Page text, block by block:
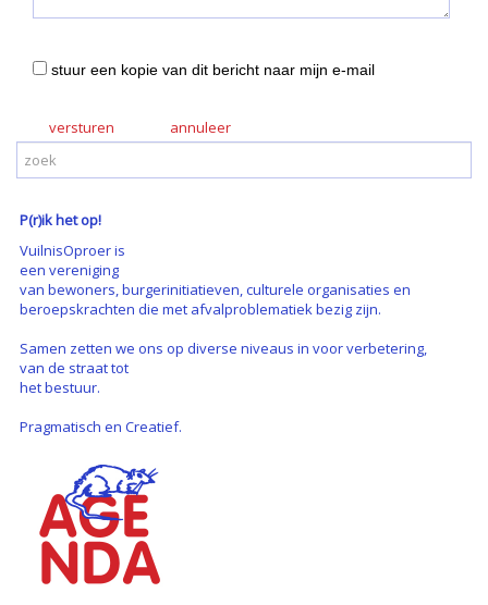
stuur een kopie van dit bericht naar mijn e-mail
versturen
P(r)ik het op!
VuilnisOproer is
een vereniging
van bewoners, burgerinitiatieven, culturele organisaties en
beroepskrachten die met afvalproblematiek bezig zijn.
Samen zetten we ons op diverse niveaus in voor verbetering,
van de straat tot
het bestuur.
Pragmatisch en Creatief.